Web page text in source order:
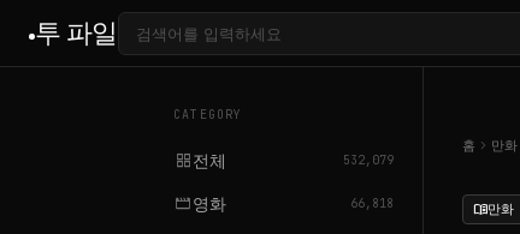
투 파일
CATEGORY
grid_view전체 532,079
movie영화 66,818
홈 chevron_right 만화
menu_book만화